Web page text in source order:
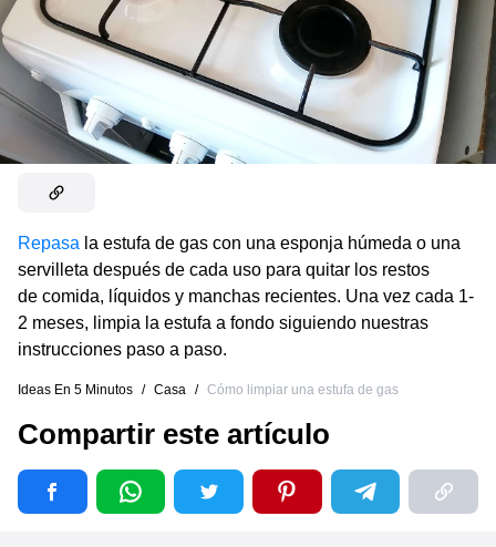
Repasa la estufa de gas con una esponja húmeda o una
servilleta después de cada uso para quitar los restos
de comida, líquidos y manchas recientes. Una vez cada 1-
2 meses, limpia la estufa a fondo siguiendo nuestras
instrucciones paso a paso.
Ideas En 5 Minutos / Casa / Cómo limpiar una estufa de gas
Compartir este artículo